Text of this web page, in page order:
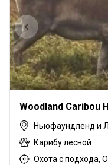
Woodland Caribou
Ньюфаундленд и
Карибу лесной
Охота с подхода,